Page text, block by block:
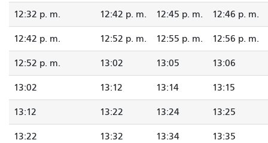
12:32 p. m. 12:42 p. m. 12:45 p. m. 12:46 p. m.
12:42 p. m. 12:52 p. m. 12:55 p. m. 12:56 p. m.
12:52 p. m. 13:02 13:05 13:06
13:02 13:12 13:14 13:15
13:12 13:22 13:24 13:25
13:22 13:32 13:34 13:35